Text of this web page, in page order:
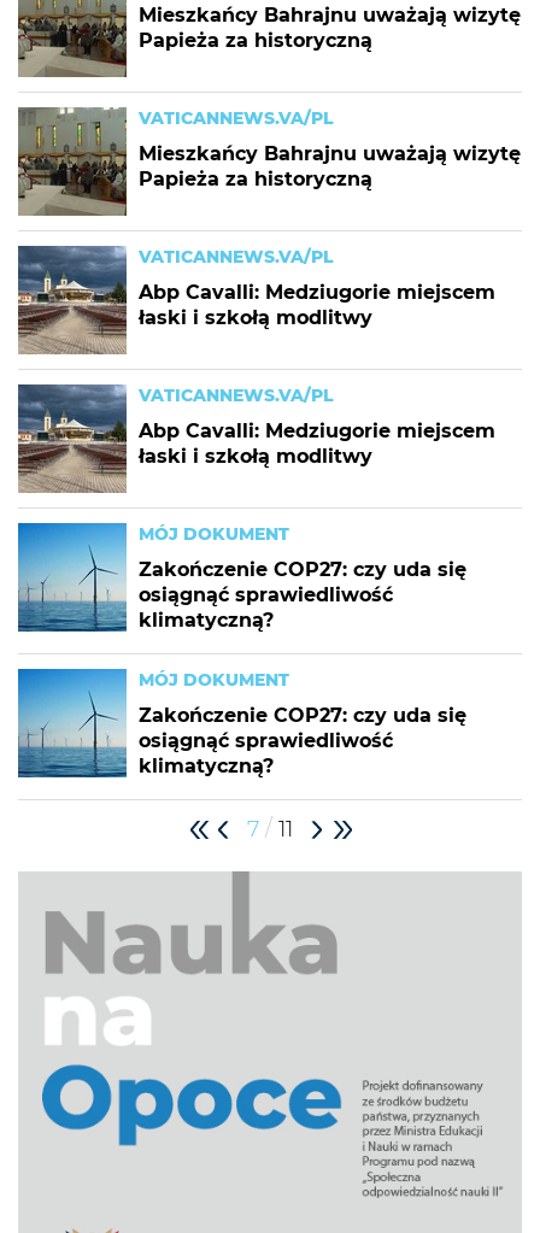
Mieszkańcy Bahrajnu uważają wizytę
Papieża za historyczną
VATICANNEWS.VA/PL
Mieszkańcy Bahrajnu uważają wizytę
Papieża za historyczną
VATICANNEWS.VA/PL
Abp Cavalli: Medziugorie miejscem
łaski i szkołą modlitwy
VATICANNEWS.VA/PL
Abp Cavalli: Medziugorie miejscem
łaski i szkołą modlitwy
MÓJ DOKUMENT
Zakończenie COP27: czy uda się
osiągnąć sprawiedliwość
klimatyczną?
MÓJ DOKUMENT
Zakończenie COP27: czy uda się
osiągnąć sprawiedliwość
klimatyczną?
7 / 11